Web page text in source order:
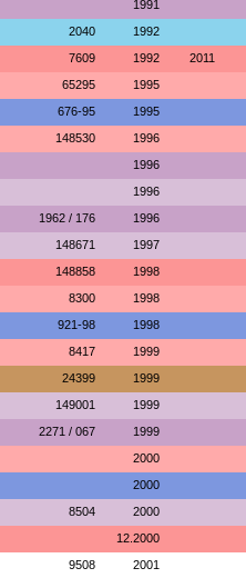
1991
2040 1992
7609 1992 2011
65295 1995
676-95 1995
148530 1996
1996
1996
1962 / 176 1996
148671 1997
148858 1998
8300 1998
921-98 1998
8417 1999
24399 1999
149001 1999
2271 / 067 1999
2000
2000
8504 2000
12.2000
9508 2001